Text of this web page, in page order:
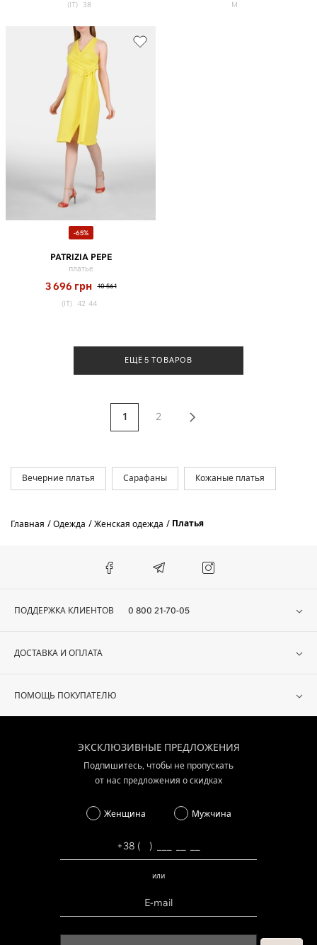
(IT) 38 M
-65%
PATRIZIA PEPE
платье
3 696 грн 10 561
(IT) 42 44
ЕЩЁ 5 ТОВАРОВ
1 2
Вечерние платья Сарафаны Кожаные платья
Главная Одежда Женская одежда Платья
ПОДДЕРЖКА КЛИЕНТОВ 0 800 21-70-05
ДОСТАВКА И ОПЛАТА
ПОМОЩЬ ПОКУПАТЕЛЮ
ЭКСКЛЮЗИВНЫЕ ПРЕДЛОЖЕНИЯ
Подпишитесь, чтобы не пропускать
от нас предложения о скидках
Женщина Мужчина
или